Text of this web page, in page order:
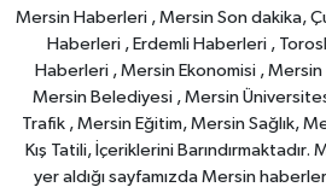
Mersin Haberleri , Mersin Son dakika,
Haberleri , Erdemli Haberleri ,
Haberleri , Mersin Ekonomisi , Mersin
Mersin Belediyesi , Mersin
Trafik , Mersin Eğitim, Mersin Sağlık,
Kış Tatili, İçeriklerini
yer aldığı sayfamızda Mersin